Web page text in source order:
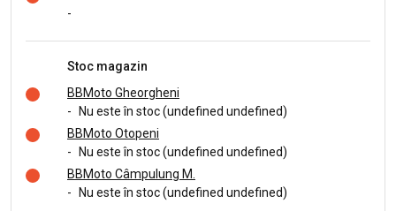
-
Stoc magazin
BBMoto Gheorgheni
-
Nu este în stoc (undefined undefined)
BBMoto Otopeni
-
Nu este în stoc (undefined undefined)
BBMoto Câmpulung M.
-
Nu este în stoc (undefined undefined)